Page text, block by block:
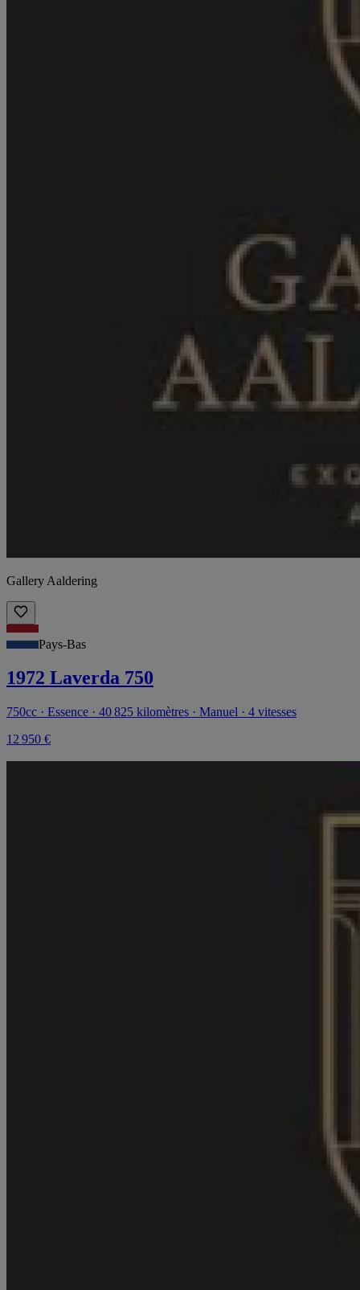
Gallery Aaldering
Pays-Bas
1972 Laverda 750
750cc · Essence · 40 825 kilomètres · Manuel · 4 vitesses
12 950 €